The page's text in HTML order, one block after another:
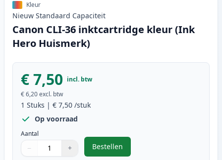
Kleur
Nieuw Standaard Capaciteit
Canon CLI-36 inktcartridge kleur (Ink
Hero Huismerk)
€ 7,50 incl. btw
€ 6,20excl. btw
1 Stuks | € 7,50 /stuk
Op voorraad
Aantal
Gebruik de knoppen om aan te passen
− +
1
Bestellen
,Canon CLI-36 inktcartridge kleur